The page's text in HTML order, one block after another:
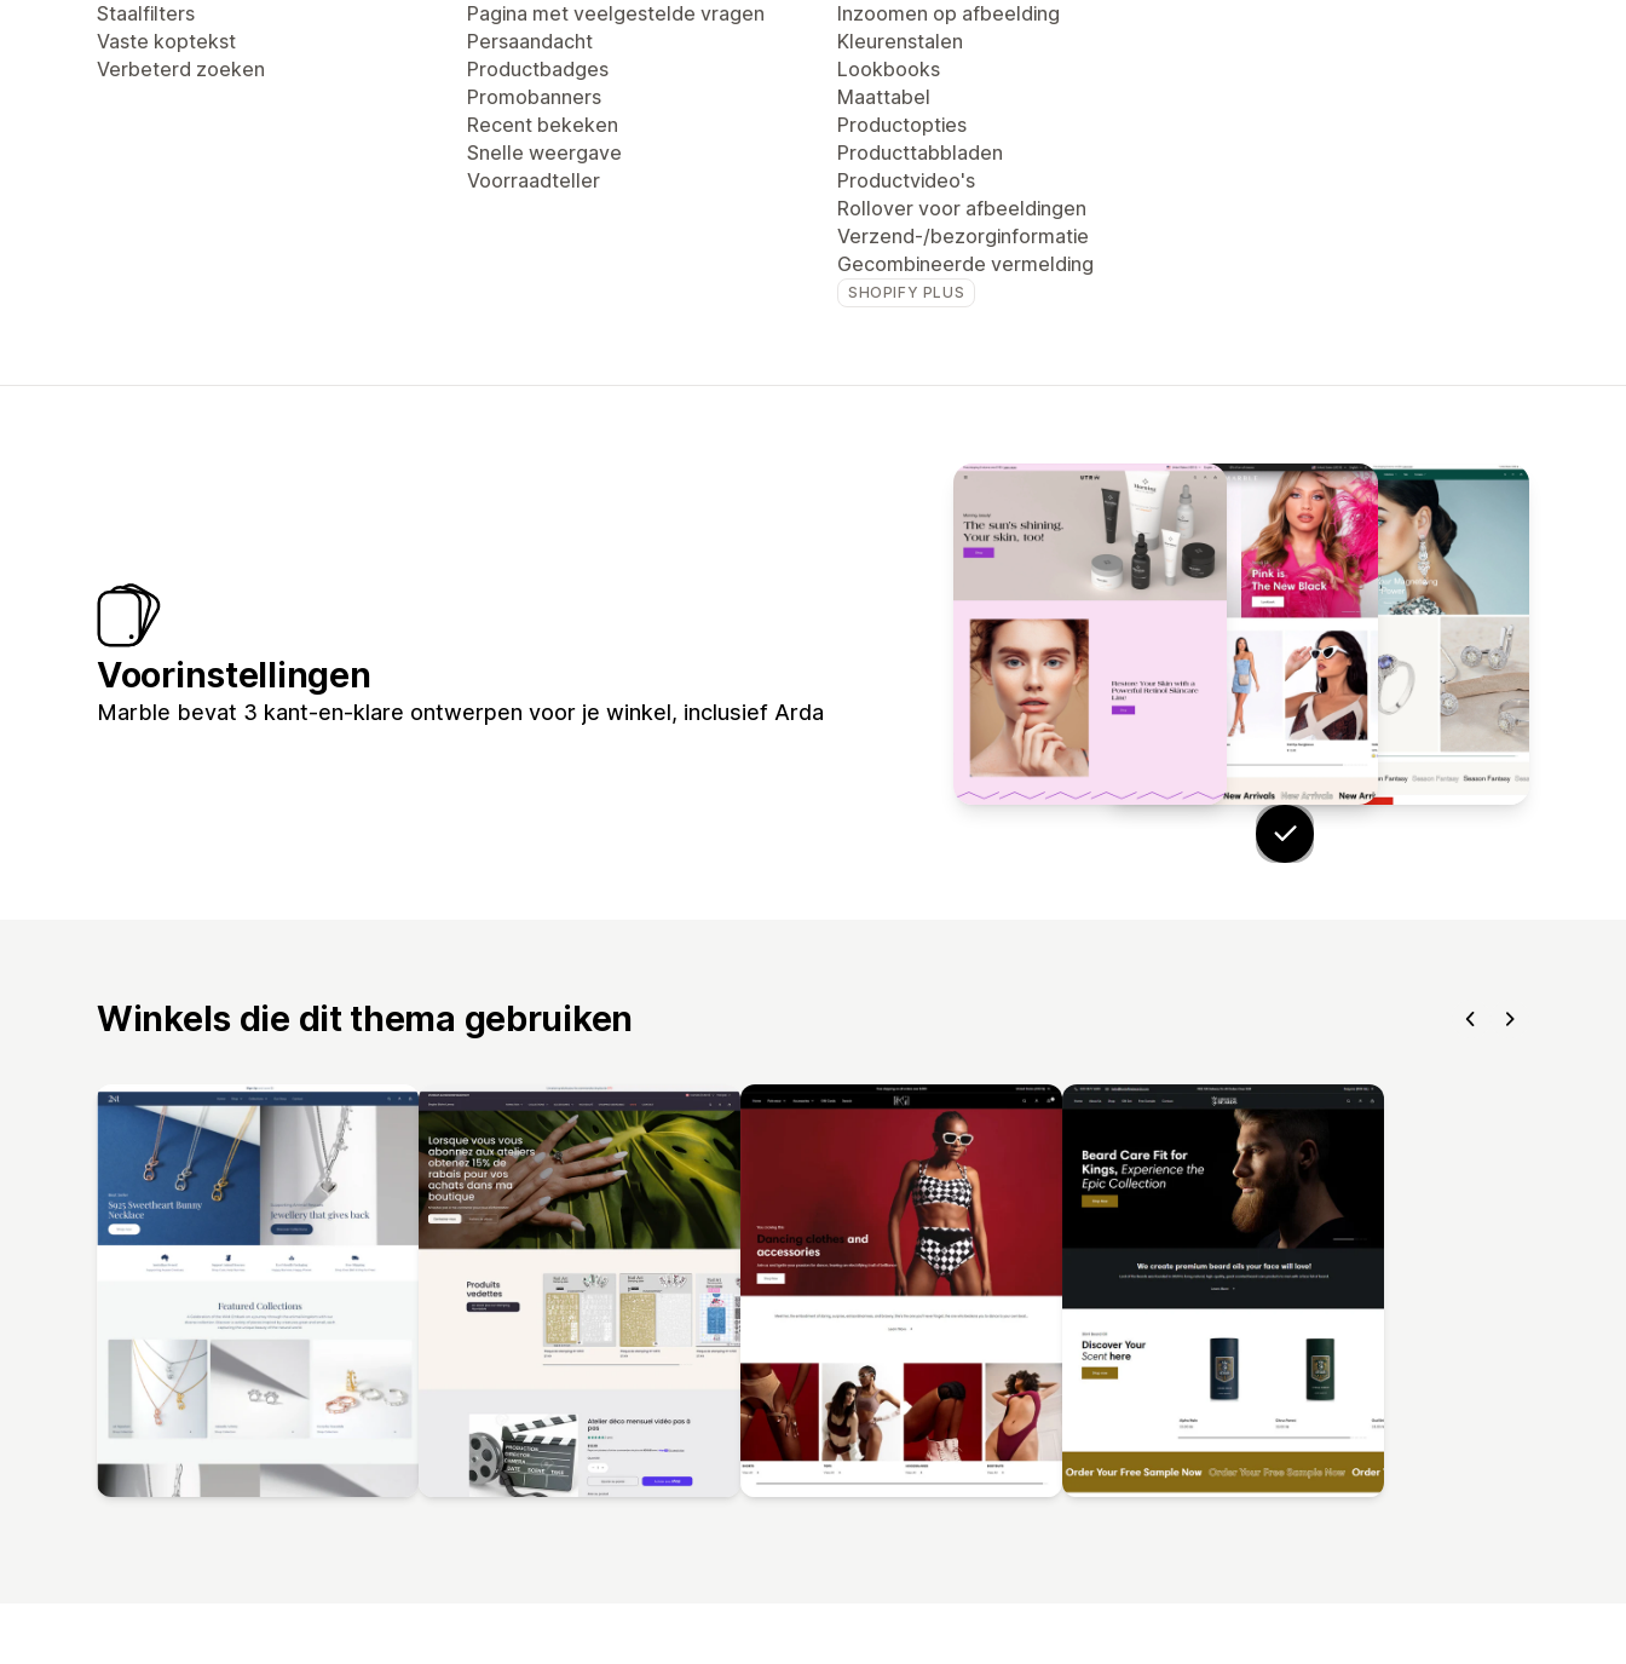
Staalfilters
Vaste koptekst
Verbeterd zoeken
Pagina met veelgestelde vragen
Persaandacht
Productbadges
Promobanners
Recent bekeken
Snelle weergave
Voorraadteller
Inzoomen op afbeelding
Kleurenstalen
Lookbooks
Maattabel
Productopties
Producttabbladen
Productvideo's
Rollover voor afbeeldingen
Verzend-/bezorginformatie
Gecombineerde vermelding
SHOPIFY PLUS
Voorinstellingen
Marble bevat 3 kant-en-klare ontwerpen voor je winkel, inclusief Arda
Winkels die dit thema gebruiken